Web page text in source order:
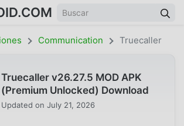
Communication Truecaller
Truecaller v26.27.5 MOD APK
(Premium Unlocked) Download
Updated on July 21, 2026